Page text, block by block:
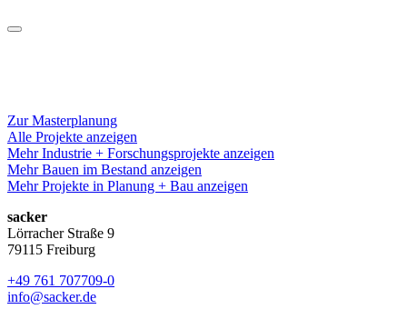
Zur Masterplanung
Alle Projekte anzeigen
Mehr Industrie + Forschungsprojekte anzeigen
Mehr Bauen im Bestand anzeigen
Mehr Projekte in Planung + Bau anzeigen
sacker
Lörracher Straße 9
79115 Freiburg
+49 761 707709-0
info@sacker.de